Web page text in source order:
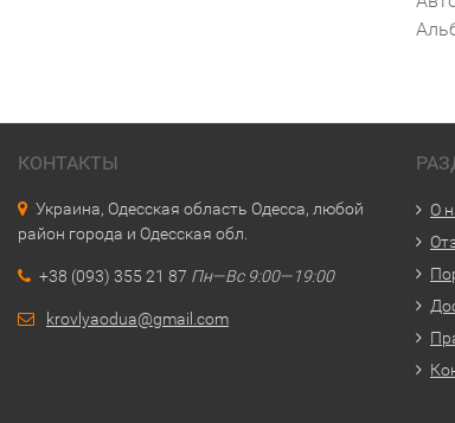
КОНТАКТЫ
Украина, Одесская область Одесса, любой
район города и Одесская обл.
+38 (093) 355 21 87 Пн—Вс 9:00—19:00
krovlyaodua@gmail.com
О